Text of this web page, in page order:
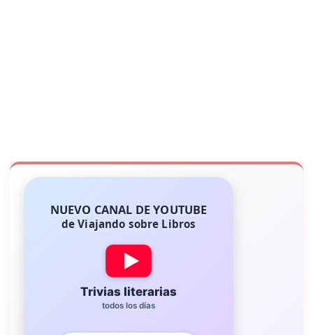
NUEVO CANAL DE YOUTUBE
de Viajando sobre Libros
Trivias literarias
todos los días